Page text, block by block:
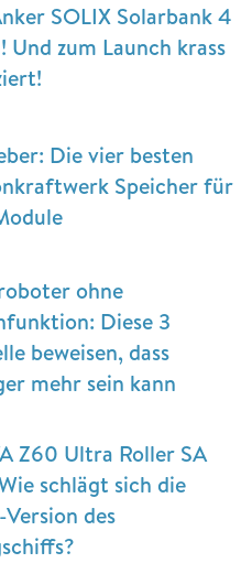
SOLIX Solarbank 4
Und zum Launch krass
Die vier besten
Speicher für
ohne
Diese 3
beweisen, dass
mehr sein kann
Z60 Ultra Roller SA
schlägt sich die
des